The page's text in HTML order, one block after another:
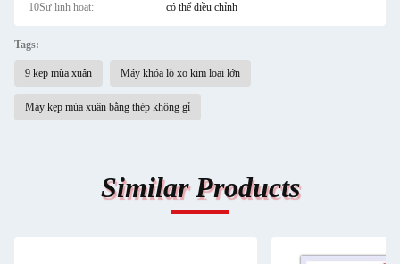
10Sự linh hoạt: có thể điều chỉnh
Tags:
9 kẹp mùa xuân Máy khóa lò xo kim loại lớn
Máy kẹp mùa xuân bằng thép không gỉ
Similar Products